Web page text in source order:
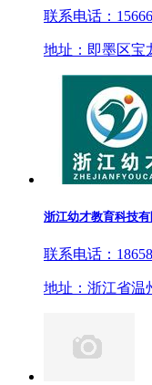
联系电话：
地址：即墨区宝
浙江幼才教育科技
联系电话：
地址：浙江省温